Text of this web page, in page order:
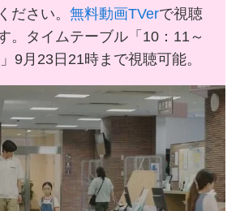
ださい。無料動画TVerで視聴
。タイムテーブル「10：11～
9月23日21時まで視聴可能。